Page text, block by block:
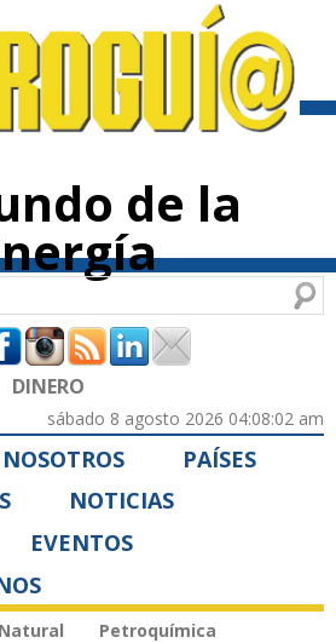
contenido
de la
búsqueda
DINERO
sábado 8 agosto 2026 04:08:02 am
NOSOTROS
PAÍSES
NOTICIAS
EVENTOS
Petroquímica